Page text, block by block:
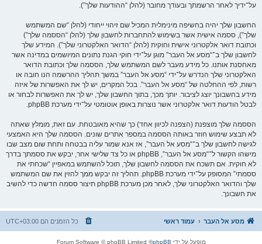
על־ידיך לאחר הרשמתך ובעודך מחובר (להלן “ההודעות שלך”).
החשבון שלך יהיה בחשיפה מינימלית המכיל שם זיהוי ייחודי (להלן “שם המשתמש
שלך”), ססמה אישית אשר בשימוש להתחברות לחשבון שלך (להלן “הססמה שלך”)
וכתובת דואר אלקטרוני אישית וחוקית (להלן “הדואר האלקטרוני שלך”). המידע שלך
לחשבון שלך ב־“מסע אל העבר” מוגן על־ידי חוקי הגנת נתונים המיושמים במדינה אשר
מאחסנת אותנו. כל מידע מעבר לשם המשתמש שלך, הססמה שלך וכתובת הדואר
האלקטרוני שלך הנדרש על־ידי “מסע אל העבר” במשך תהליך ההרשמה הנו חובה או
רשות, לפי ההחלטה של “מסע אל העבר”. בכל המקרים, יש לך את האפשרות של איזה
מידע בחשבונך יוצג לציבור. יותך מכך, בתוך החשבון שלך, יש לך את האפשרות לבחור או
לבטל הודעות דואר אלקטרוני אשר נוצרות באופן אוטומטי על־ידי מערכת phpBB.
הססמה שלך מוצפנת (הצפנה לכיוון אחד) כך שהיא מאובטחת. עם זאת, מומלץ שאתה
לא תבצע שימוש חוזר באותה הססמה במספר אתרים שונים. הססמה שלך היא האמצעי
לגישה לחשבון שלך ב־“מסע אל העבר”, אז אנא שמור עליה בבטחה ותחת שום מצב שבו
מישהו הקשור ל־“מסע אל העבר”, phpBB או כל צד שלישי אחר, יבקש את ססמתך בדרך
לא חוקית. אם תשכח את הססמה לחשבון שלך, תוכל להשתמש במאפיין “שכחתי את
ססמתי” המסופק על־ידי מערכת phpBB. תהליך זה יבקש ממך להזין את שם המשתמש
שלך והדואר האלקטרוני שלך, לאחר מכן מערכת phpBB תיצור ססמה חדשה כדי להשיב
את חשבונך.
מסע אל העבר עמוד ראשי כל הזמנים הם UTC+03:00
מופעל על ידי phpBB
® Forum Software © phpBB Limited